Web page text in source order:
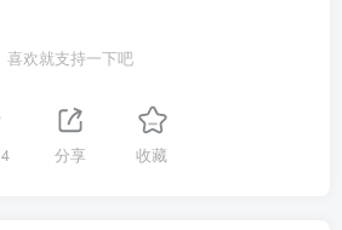
喜欢就支持一下吧
4 分享 收藏